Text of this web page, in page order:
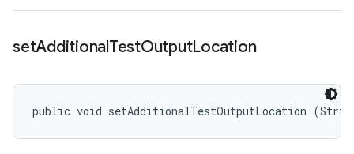
setAdditionalTestOutputLocation
public void setAdditionalTestOutputLocation